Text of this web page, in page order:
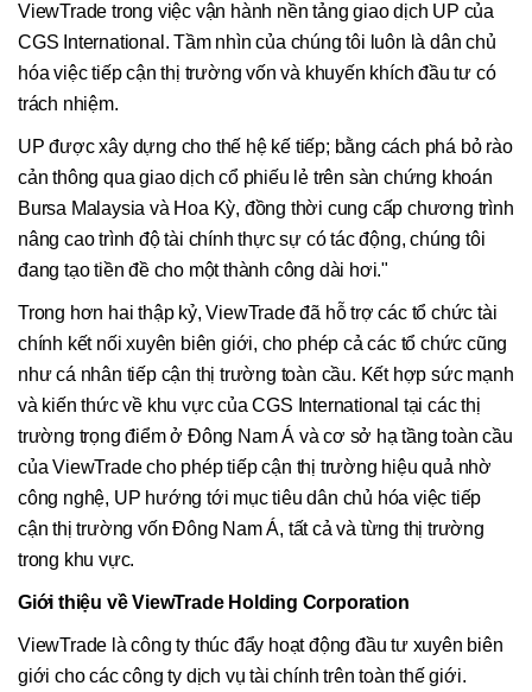
ViewTrade trong việc vận hành nền tảng giao dịch UP của
CGS International. Tầm nhìn của chúng tôi luôn là dân chủ
hóa việc tiếp cận thị trường vốn và khuyến khích đầu tư có
trách nhiệm.
UP được xây dựng cho thế hệ kế tiếp; bằng cách phá bỏ rào
cản thông qua giao dịch cổ phiếu lẻ trên sàn chứng khoán
Bursa Malaysia và Hoa Kỳ, đồng thời cung cấp chương trình
nâng cao trình độ tài chính thực sự có tác động, chúng tôi
đang tạo tiền đề cho một thành công dài hơi."
Trong hơn hai thập kỷ, ViewTrade đã hỗ trợ các tổ chức tài
chính kết nối xuyên biên giới, cho phép cả các tổ chức cũng
như cá nhân tiếp cận thị trường toàn cầu. Kết hợp sức mạnh
và kiến thức về khu vực của CGS International tại các thị
trường trọng điểm ở Đông Nam Á và cơ sở hạ tầng toàn cầu
của ViewTrade cho phép tiếp cận thị trường hiệu quả nhờ
công nghệ, UP hướng tới mục tiêu dân chủ hóa việc tiếp
cận thị trường vốn Đông Nam Á, tất cả và từng thị trường
trong khu vực.
Giới thiệu về ViewTrade Holding Corporation
ViewTrade là công ty thúc đẩy hoạt động đầu tư xuyên biên
giới cho các công ty dịch vụ tài chính trên toàn thế giới.